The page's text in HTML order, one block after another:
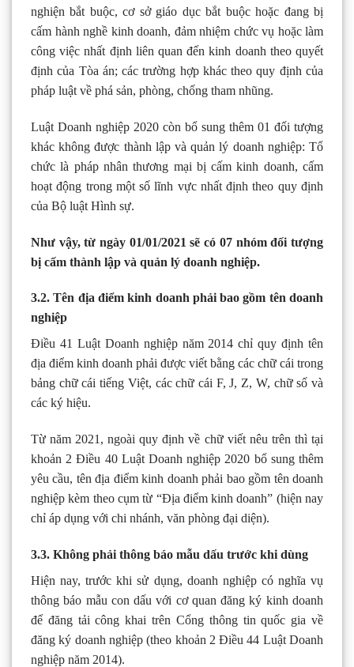
nghiện bắt buộc, cơ sở giáo dục bắt buộc hoặc đang bị
cấm hành nghề kinh doanh, đảm nhiệm chức vụ hoặc làm
công việc nhất định liên quan đến kinh doanh theo quyết
định của Tòa án; các trường hợp khác theo quy định của
pháp luật về phá sản, phòng, chống tham nhũng.
Luật Doanh nghiệp 2020 còn bổ sung thêm 01 đối tượng
khác không được thành lập và quản lý doanh nghiệp: Tổ
chức là pháp nhân thương mại bị cấm kinh doanh, cấm
hoạt động trong một số lĩnh vực nhất định theo quy định
của Bộ luật Hình sự.
Như vậy, từ ngày 01/01/2021 sẽ có 07 nhóm đối tượng
bị cấm thành lập và quản lý doanh nghiệp.
3.2. Tên địa điểm kinh doanh phải bao gồm tên doanh
nghiệp
Điều 41 Luật Doanh nghiệp năm 2014 chỉ quy định tên
địa điểm kinh doanh phải được viết bằng các chữ cái trong
bảng chữ cái tiếng Việt, các chữ cái F, J, Z, W, chữ số và
các ký hiệu.
Từ năm 2021, ngoài quy định về chữ viết nêu trên thì tại
khoản 2 Điều 40 Luật Doanh nghiệp 2020 bổ sung thêm
yêu cầu, tên địa điểm kinh doanh phải bao gồm tên doanh
nghiệp kèm theo cụm từ “Địa điểm kinh doanh” (hiện nay
chỉ áp dụng với chi nhánh, văn phòng đại diện).
3.3. Không phải thông báo mẫu dấu trước khi dùng
Hiện nay, trước khi sử dụng, doanh nghiệp có nghĩa vụ
thông báo mẫu con dấu với cơ quan đăng ký kinh doanh
để đăng tải công khai trên Cổng thông tin quốc gia về
đăng ký doanh nghiệp (theo khoản 2 Điều 44 Luật Doanh
nghiệp năm 2014).